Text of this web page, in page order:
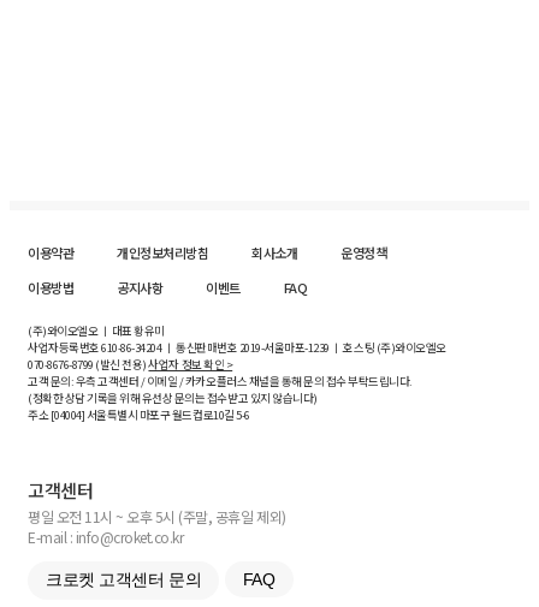
이용약관 개인정보처리방침 회사소개
운영정책
이용방법
공지사항 이벤트 FAQ
(주)와이오엘오 ㅣ 대표 황유미
사업자등록번호610-86-34204ㅣ 통신판매번호 2019-서울마포-1239 ㅣ 호스팅 (주)와이오엘오
070-8676-8799 (발신 전용)사업자 정보 확인 >
고객 문의: 우측 고객센터 / 이메일 / 카카오플러스 채널을 통해 문의 접수 부탁드립니다.
(정확한 상담 기록을 위해 유선상 문의는 접수받고 있지 않습니다)
주소 [04004] 서울특별시 마포구 월드컵로10길5-6
고객센터
평일 오전 11시 ~ 오후 5시 (주말, 공휴일 제외)
E-mail : info@croket.co.kr
크로켓 고객센터 문의 FAQ